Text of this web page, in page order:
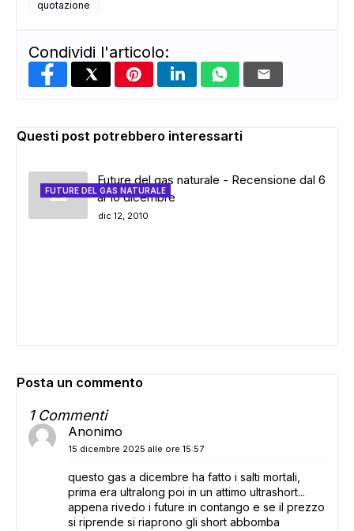
ADS
quotazione
Condividi l'articolo:
Questi post potrebbero interessarti
FUTURE DEL GAS NATURALE
Future del gas naturale - Recensione dal 6
al 10 dicembre
dic 12, 2010
Posta un commento
1 Commenti
Anonimo
15 dicembre 2025 alle ore 15:57
questo gas a dicembre ha fatto i salti mortali,
prima era ultralong poi in un attimo ultrashort...
appena rivedo i future in contango e se il prezzo
si riprende si riaprono gli short abbomba